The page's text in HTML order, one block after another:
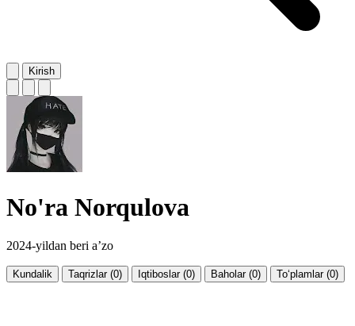
Kirish
No'ra Norqulova
2024-yildan beri a’zo
Kundalik Taqrizlar (0) Iqtiboslar (0) Baholar (0) To‘plamlar (0)